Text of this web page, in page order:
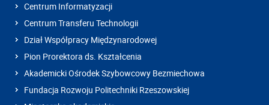
Centrum Informatyzacji
Centrum Transferu Technologii
Dział Współpracy Międzynarodowej
Pion Prorektora ds. Kształcenia
Akademicki Ośrodek Szybowcowy Bezmiechowa
Fundacja Rozwoju Politechniki Rzeszowskiej